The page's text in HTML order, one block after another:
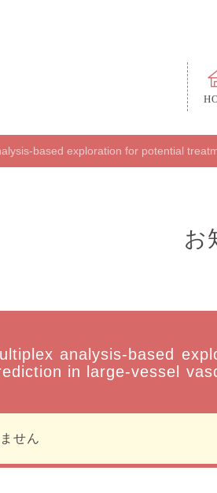
based exploration for potential
お
analysis-based
in large-vessel
せん